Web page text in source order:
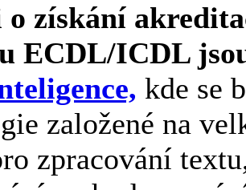
získání
ECDL/ICDL
kde se
založené na
zpracování